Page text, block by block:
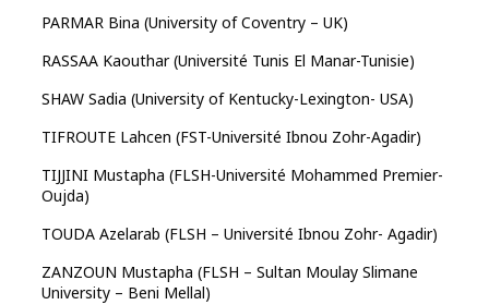
PARMAR Bina (University of Coventry – UK)
RASSAA Kaouthar (Université Tunis El Manar-Tunisie)
SHAW Sadia (University of Kentucky-Lexington- USA)
TIFROUTE Lahcen (FST-Université Ibnou Zohr-Agadir)
TIJJINI Mustapha (FLSH-Université Mohammed Premier-
Oujda)
TOUDA Azelarab (FLSH – Université Ibnou Zohr- Agadir)
ZANZOUN Mustapha (FLSH – Sultan Moulay Slimane
University – Beni Mellal)